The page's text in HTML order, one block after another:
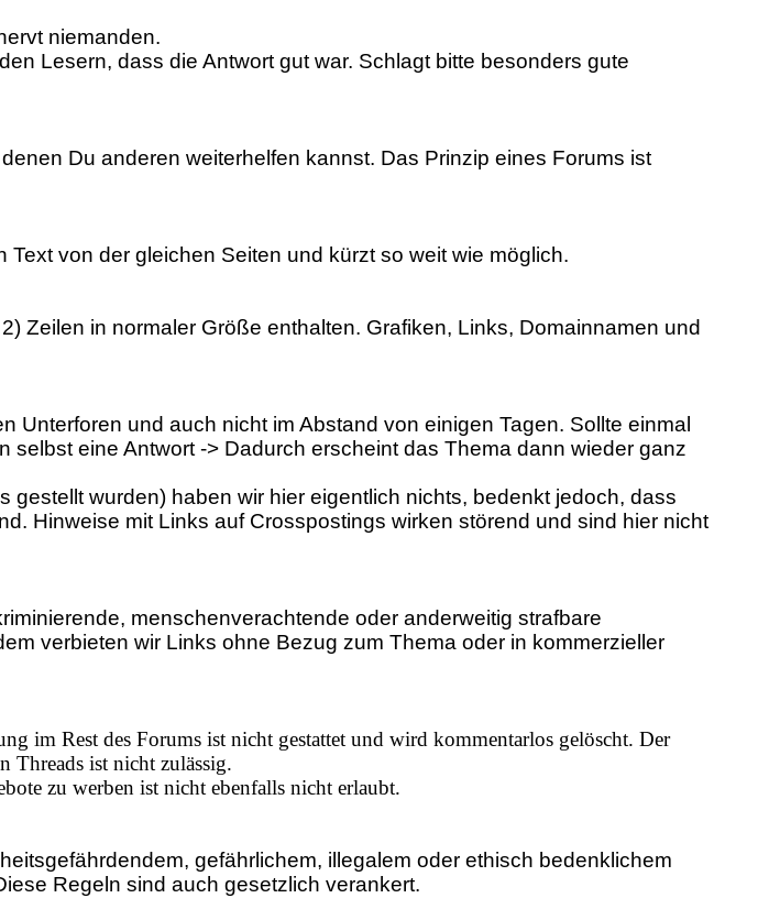
niemanden.
Lesern, dass die Antwort gut war. Schlagt bitte besonders gute
Du anderen weiterhelfen kannst. Das Prinzip eines Forums ist
von der gleichen Seiten und kürzt so weit wie möglich.
Zeilen in normaler Größe enthalten. Grafiken, Links, Domainnamen und
und auch nicht im Abstand von einigen Tagen. Sollte einmal
eine Antwort -> Dadurch erscheint das Thema dann wieder ganz
gestellt wurden) haben wir hier eigentlich nichts, bedenkt jedoch, dass
Hinweise mit Links auf Crosspostings wirken störend und sind hier nicht
menschenverachtende oder anderweitig strafbare
verbieten wir Links ohne Bezug zum Thema oder in kommerzieller
im Rest des Forums ist nicht gestattet und wird kommentarlos gelöscht. Der
Threads ist nicht zulässig.
zu werben ist nicht ebenfalls nicht erlaubt.
gefährlichem, illegalem oder ethisch bedenklichem
Regeln sind auch gesetzlich verankert.